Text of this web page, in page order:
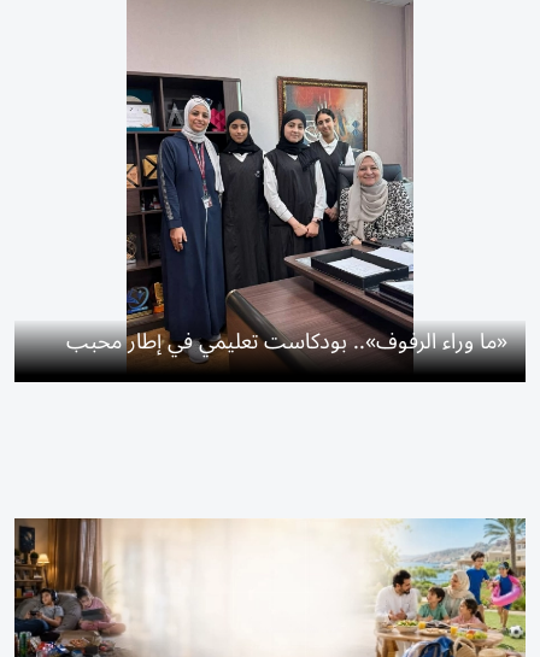
«ما وراء الرفوف».. بودكاست تعليمي في إطار محبب